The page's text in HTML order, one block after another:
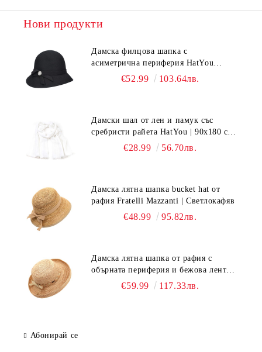
Нови продукти
Дамска филцова шапка с
асиметрична периферия HatYou
CF0376 | Черен
€52.99 103.64лв.
Дамски шал от лен и памук със
сребристи райета HatYou | 90x180 см |
€28.99 56.70лв.
Дамска лятна шапка bucket hat от
рафия Fratelli Mazzanti | Светлокафяв
€48.99 95.82лв.
Дамска лятна шапка от рафия с
обърната периферия и бежова лента
Fratelli Mazzanti | Натурален
€59.99 117.33лв.
Абонирай се